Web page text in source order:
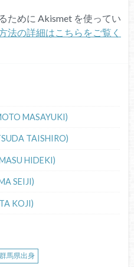
ために Akismet を使ってい
法の詳細はこちらをご覧く
MASAYUKI)
TAISHIRO)
HIDEKI)
SEIJI)
KOJI)
群馬県出身